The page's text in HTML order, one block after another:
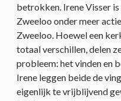
betrokken. Irene Visser
Zweeloo onder meer
Zweeloo. Hoewel een
totaal verschillen, delen
probleem: het vinden en
Irene leggen beide de
eigenlijk te vrijblijvend